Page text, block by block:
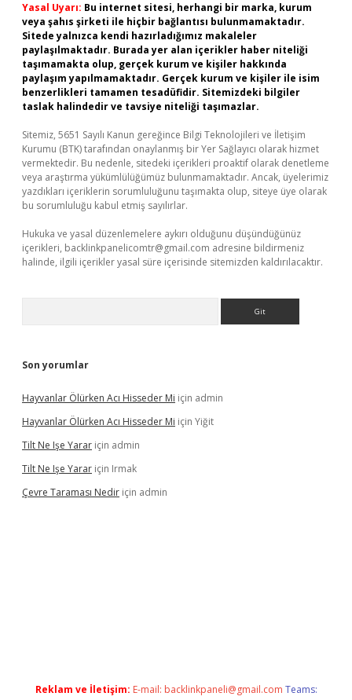
Yasal Uyarı: Bu internet sitesi, herhangi bir marka, kurum
veya şahıs şirketi ile hiçbir bağlantısı bulunmamaktadır.
Sitede yalnızca kendi hazırladığımız makaleler
paylaşılmaktadır. Burada yer alan içerikler haber niteliği
taşımamakta olup, gerçek kurum ve kişiler hakkında
paylaşım yapılmamaktadır. Gerçek kurum ve kişiler ile isim
benzerlikleri tamamen tesadüfidir. Sitemizdeki bilgiler
taslak halindedir ve tavsiye niteliği taşımazlar.
Sitemiz, 5651 Sayılı Kanun gereğince Bilgi Teknolojileri ve İletişim
Kurumu (BTK) tarafından onaylanmış bir Yer Sağlayıcı olarak hizmet
vermektedir. Bu nedenle, sitedeki içerikleri proaktif olarak denetleme
veya araştırma yükümlülüğümüz bulunmamaktadır. Ancak, üyelerimiz
yazdıkları içeriklerin sorumluluğunu taşımakta olup, siteye üye olarak
bu sorumluluğu kabul etmiş sayılırlar.
Hukuka ve yasal düzenlemelere aykırı olduğunu düşündüğünüz
içerikleri, backlinkpanelicomtr@gmail.com adresine bildirmeniz
halinde, ilgili içerikler yasal süre içerisinde sitemizden kaldırılacaktır.
Son yorumlar
Hayvanlar Ölürken Acı Hisseder Mi için admin
Hayvanlar Ölürken Acı Hisseder Mi için Yiğit
Tilt Ne Işe Yarar için admin
Tilt Ne Işe Yarar için Irmak
Çevre Taraması Nedir için admin
Reklam ve İletişim: E-mail: backlinkpaneli@gmail.com Teams: